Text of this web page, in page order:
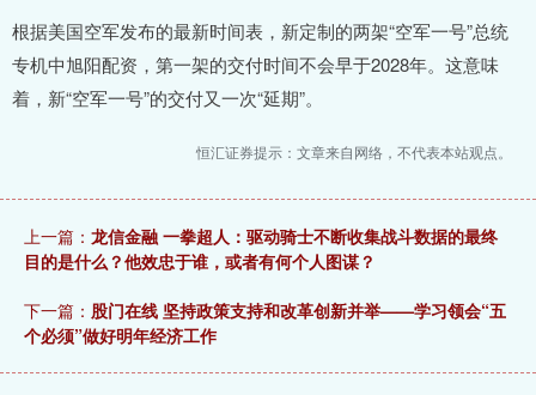
根据美国空军发布的最新时间表，新定制的两架“空军一号”总统
专机中旭阳配资，第一架的交付时间不会早于2028年。这意味
着，新“空军一号”的交付又一次“延期”。
恒汇证券提示：文章来自网络，不代表本站观点。
上一篇： 龙信金融 一拳超人：驱动骑士不断收集战斗数据的最终
目的是什么？他效忠于谁，或者有何个人图谋？
下一篇： 股门在线 坚持政策支持和改革创新并举——学习领会“五
个必须”做好明年经济工作